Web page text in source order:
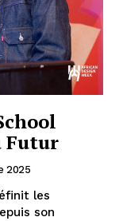
Futur
2025
les
son